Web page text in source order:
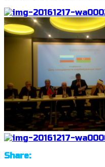
Share: